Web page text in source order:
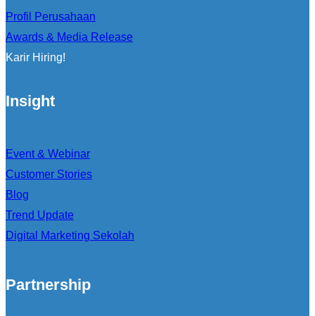
Profil Perusahaan
Awards & Media Release
Karir Hiring!
Insight
Event & Webinar
Customer Stories
Blog
Trend Update
Digital Marketing Sekolah
Partnership